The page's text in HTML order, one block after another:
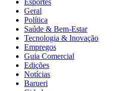
Geral
Política
Saúde & Bem-Estar
Tecnologia & Inovação
Empregos
Guia Comercial
Edições
Notícias
Barueri